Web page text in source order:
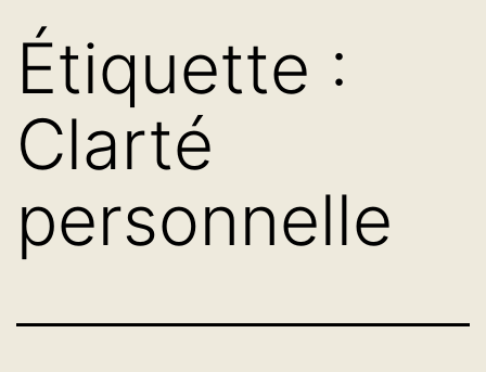
Étiquette :
Clarté
personnelle